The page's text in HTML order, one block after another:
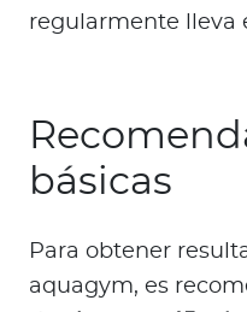
regularmente lleva
básicas
Para obtener
aquagym, es